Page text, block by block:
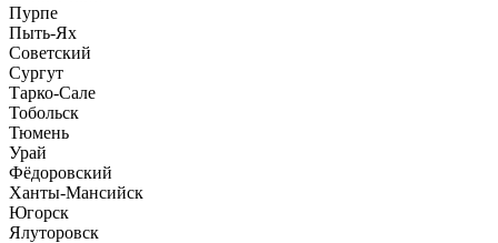
Пурпе
Пыть-Ях
Советский
Сургут
Тарко-Сале
Тобольск
Тюмень
Урай
Фёдоровский
Ханты-Мансийск
Югорск
Ялуторовск